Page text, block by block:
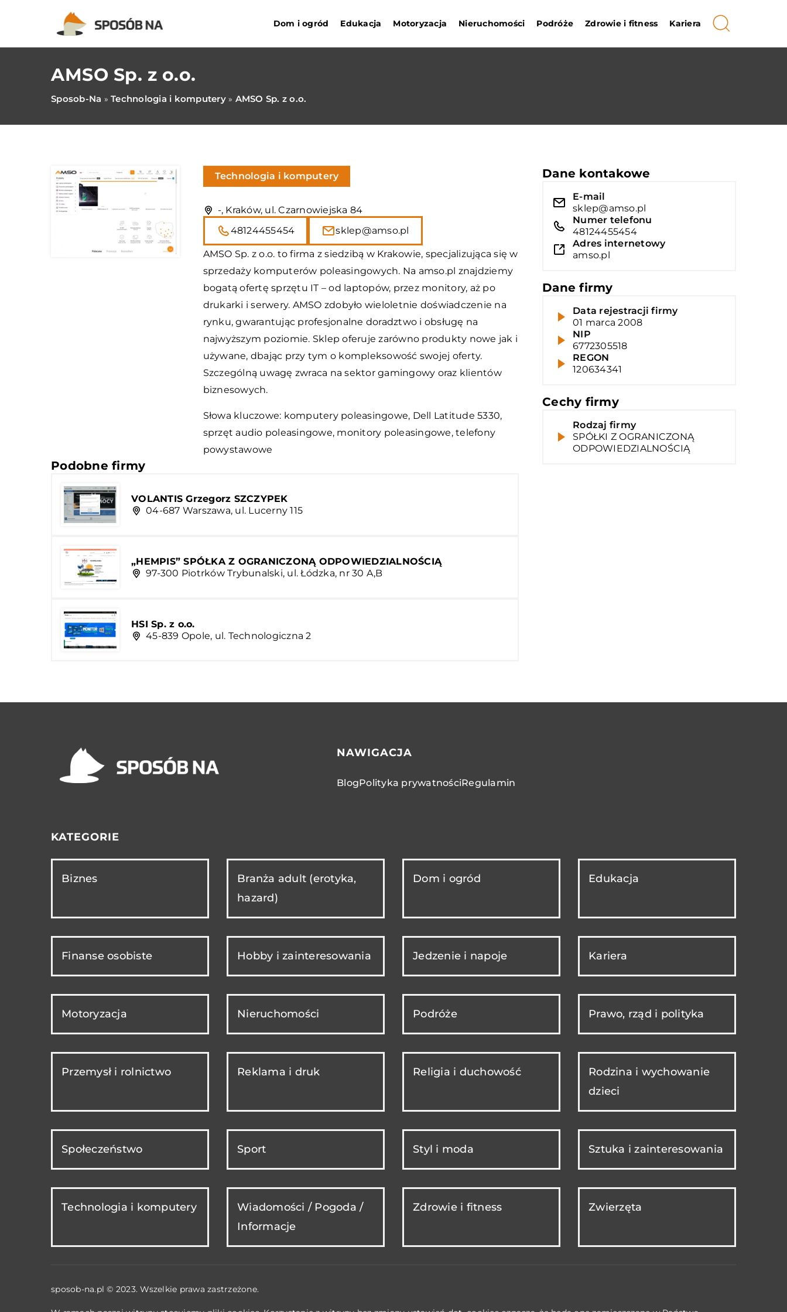
Dom i ogród Edukacja Motoryzacja Nieruchomości Podróże Zdrowie i fitness Kariera
AMSO Sp. z o.o.
Sposob-Na » Technologia i komputery» AMSO Sp. z o.o.
Technologia i komputery
-, Kraków, ul. Czarnowiejska 84
48124455454
sklep@amso.pl
AMSO Sp. z o.o. to firma z siedzibą w Krakowie, specjalizująca się w
sprzedaży komputerów poleasingowych. Na amso.pl znajdziemy
bogatą ofertę sprzętu IT – od laptopów, przez monitory, aż po
drukarki i serwery. AMSO zdobyło wieloletnie doświadczenie na
rynku, gwarantując profesjonalne doradztwo i obsługę na
najwyższym poziomie. Sklep oferuje zarówno produkty nowe jak i
używane, dbając przy tym o kompleksowość swojej oferty.
Szczególną uwagę zwraca na sektor gamingowy oraz klientów
biznesowych.
Słowa kluczowe: komputery poleasingowe, Dell Latitude 5330,
sprzęt audio poleasingowe, monitory poleasingowe, telefony
powystawowe
Podobne firmy
VOLANTIS Grzegorz SZCZYPEK
04-687 Warszawa, ul. Lucerny 115
„HEMPIS” SPÓŁKA Z OGRANICZONĄ ODPOWIEDZIALNOŚCIĄ
97-300 Piotrków Trybunalski, ul. Łódzka, nr 30 A,B
HSI Sp. z o.o.
45-839 Opole, ul. Technologiczna 2
Dane kontakowe
E-mail
sklep@amso.pl
Numer telefonu
48124455454
Adres internetowy
amso.pl
Dane firmy
Data rejestracji firmy
01 marca 2008
NIP
6772305518
REGON
120634341
Cechy firmy
Rodzaj firmy
SPÓŁKI Z OGRANICZONĄ
ODPOWIEDZIALNOŚCIĄ
NAWIGACJA
BlogPolityka prywatnościRegulamin
KATEGORIE
Biznes
Branża adult (erotyka,
hazard)
Dom i ogród Edukacja
Finanse osobiste Hobby i zainteresowania Jedzenie i napoje Kariera
Motoryzacja Nieruchomości Podróże Prawo, rząd i polityka
Przemysł i rolnictwo Reklama i druk Religia i duchowość
Rodzina i wychowanie
dzieci
Społeczeństwo Sport Styl i moda Sztuka i zainteresowania
Technologia i komputery
Wiadomości / Pogoda /
Informacje
Zdrowie i fitness Zwierzęta
sposob-na.pl © 2023. Wszelkie prawa zastrzeżone.